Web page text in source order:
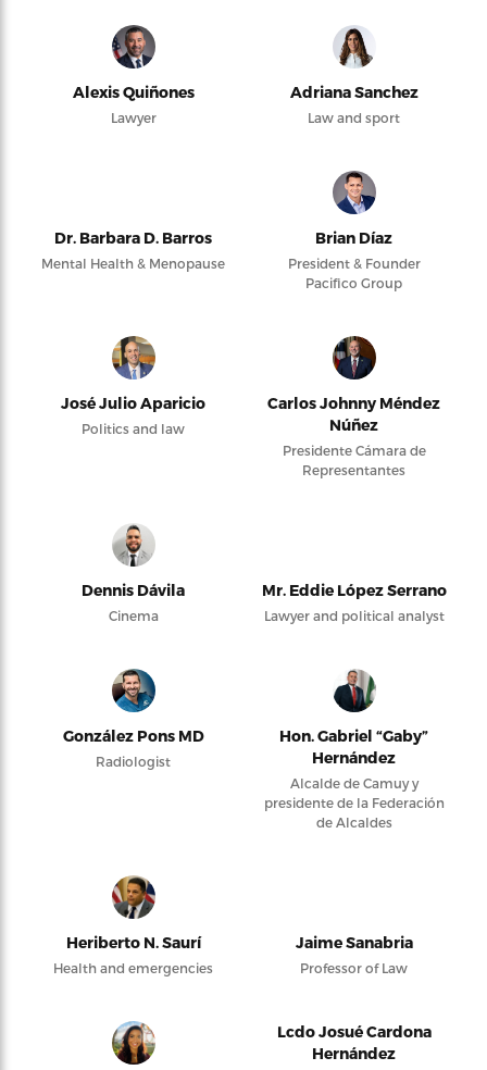
Alexis Quiñones
Lawyer
Adriana Sanchez
Law and sport
Dr. Barbara D. Barros
Mental Health & Menopause
Brian Díaz
President & Founder
Pacifico Group
José Julio Aparicio
Politics and law
Carlos Johnny Méndez
Núñez
Presidente Cámara de
Representantes
Dennis Dávila
Cinema
Mr. Eddie López Serrano
Lawyer and political analyst
González Pons MD
Radiologist
Hon. Gabriel “Gaby”
Hernández
Alcalde de Camuy y
presidente de la Federación
de Alcaldes
Heriberto N. Saurí
Health and emergencies
Jaime Sanabria
Professor of Law
Lcdo Josué Cardona
Hernández